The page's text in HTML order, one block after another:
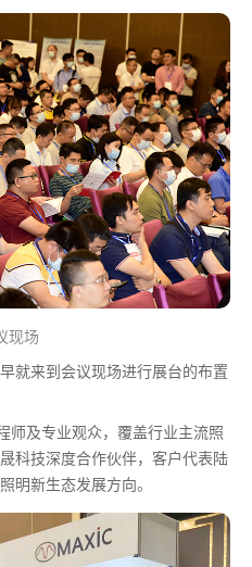
现场
就来到会议现场进行展台的布置
师及专业观众，覆盖行业主流照
科技深度合作伙伴，客户代表陆
明新生态发展方向。